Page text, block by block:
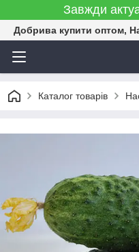
Завжди
Добрива купити оптом,
Каталог товарів